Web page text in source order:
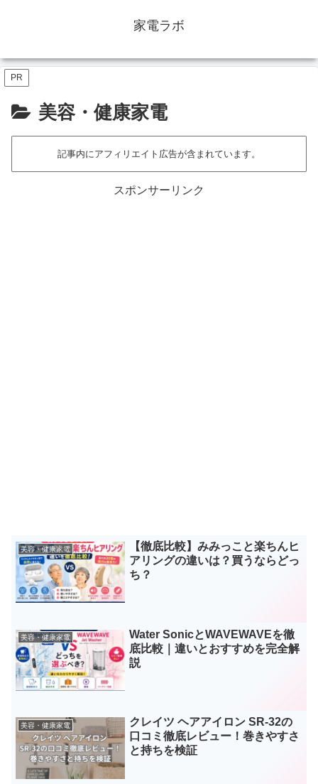
家電ラボ
PR
美容・健康家電
記事内にアフィリエイト広告が含まれています。
スポンサーリンク
美容・健康家電
【徹底比較】みみっこと楽ちんヒ
アリングの違いは？買うならどっ
ち？
美容・健康家電
Water SonicとWAVEWAVEを徹
底比較｜違いとおすすめを完全解
説
美容・健康家電
クレイツ ヘアアイロン SR-32の
口コミ徹底レビュー！巻きやすさ
と持ちを検証